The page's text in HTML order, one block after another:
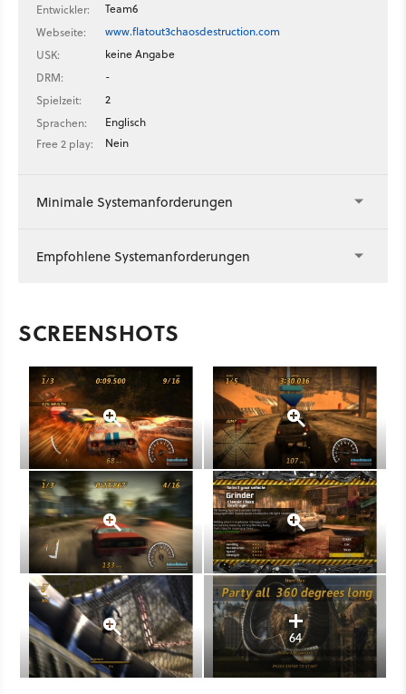
Entwickler:
Team6
Webseite:
www.flatout3chaosdestruction.com
USK:
keine Angabe
DRM:
-
Spielzeit:
2
Sprachen:
Englisch
Free 2 play:
Nein
Minimale Systemanforderungen
Empfohlene Systemanforderungen
SCREENSHOTS
64